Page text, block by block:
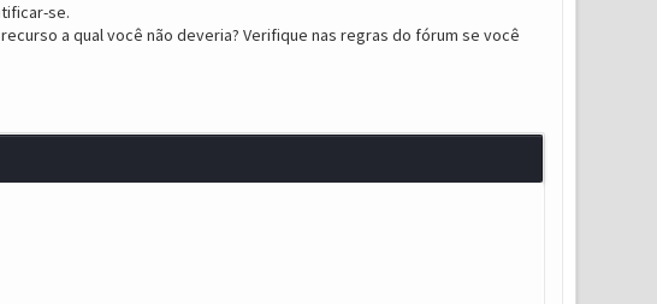
se.
a qual você não deveria? Verifique nas regras do fórum se você